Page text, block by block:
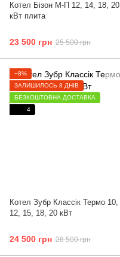
Котел Бізон М-П 12, 14, 18, 20
кВт плита
23 500 грн 25 500 грн
−8%
ЗАЛИШИЛОСЬ 8 ДНІВ
БЕЗКОШТОВНА ДОСТАВКА
4
Котел Зубр Классік Термо 10,
12, 15, 18, 20 кВт
24 500 грн 26 500 грн